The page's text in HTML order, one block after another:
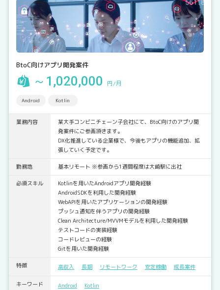
BtoC向けアプリ開発案件
～1,020,000 円/月
Android Kotlin
業務内容
某大手コンビニチェーン子会社にて、BtoC向けのアプリ開
発案件にご参画頂きます。
DX化推進している企業様で、今後もアプリの機能追加、拡
張していく予定です。
勤務地 基本リモート ※参画から1週間程度は大崎駅に出社
必須スキル
Kotlinを用いたAndroidアプリ開発経験
AndroidSDKを利用した開発経験
WebAPIを用いたアプリケーションの開発経験
プッシュ通知を伴うアプリの開発経験
Clean Architecture/MVVMモデルを利用した開発経験
テストコードの実装経験
コードレビューの経験
Gitを用いた開発経験
特徴 高収入 長期 リモートワーク 安定稼働 成長案件
キーワード Android Kotlin